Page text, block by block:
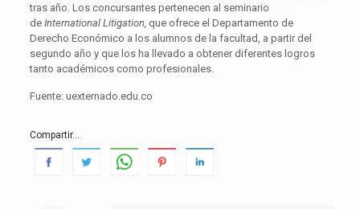
tras año. Los concursantes pertenecen al seminario
de International Litigation, que ofrece el Departamento de
Derecho Económico a los alumnos de la facultad, a partir del
segundo año y que los ha llevado a obtener diferentes logros
tanto académicos como profesionales.
Fuente: uexternado.edu.co
Compartir...